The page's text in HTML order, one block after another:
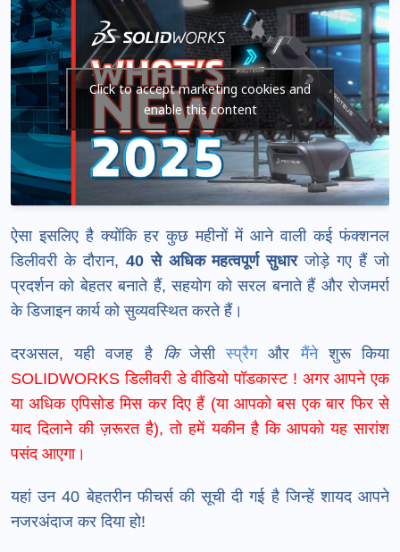
Click to accept marketing cookies and
enable this content
ऐसा इसलिए है क्योंकि हर कुछ महीनों में आने वाली कई फंक्शनल
डिलीवरी के दौरान, 40 से अधिक महत्वपूर्ण सुधारजोड़े गए हैं जो
प्रदर्शन को बेहतर बनाते हैं, सहयोग को सरल बनाते हैं और रोजमर्रा
के डिजाइन कार्य को सुव्यवस्थित करते हैं।
दरअसल, यही वजह है किजेसीस्प्रैगऔरमैंनेशुरू किया
SOLIDWORKS डिलीवरी डे वीडियो पॉडकास्ट! अगर आपने एक
या अधिक एपिसोड मिस कर दिए हैं (या आपको बस एक बार फिर से
याद दिलाने की ज़रूरत है), तो हमें यकीन है कि आपको यह सारांश
पसंद आएगा।
यहां उन 40 बेहतरीन फीचर्स की सूची दी गई है जिन्हें शायद आपने
नजरअंदाज कर दिया हो!